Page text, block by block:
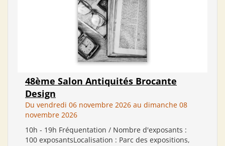
48ème Salon Antiquités Brocante
Design
Du vendredi 06 novembre 2026 au dimanche 08
novembre 2026
10h - 19h Fréquentation / Nombre d'exposants :
100 exposantsLocalisation : Parc des expositions,